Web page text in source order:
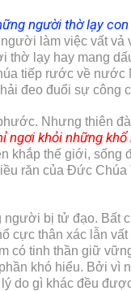
người thờ lạy
làm việc vất
lạy hay mang
tiếp rước về
đeo đuổi sự
Nhưng thiên
ngơi khỏi những
khắp thế giới, sống
răn của Đức
bị tử đạo.
cực thân xác lẫn
có tinh thần giữ
khó hiểu. Bởi
do gì khác đều